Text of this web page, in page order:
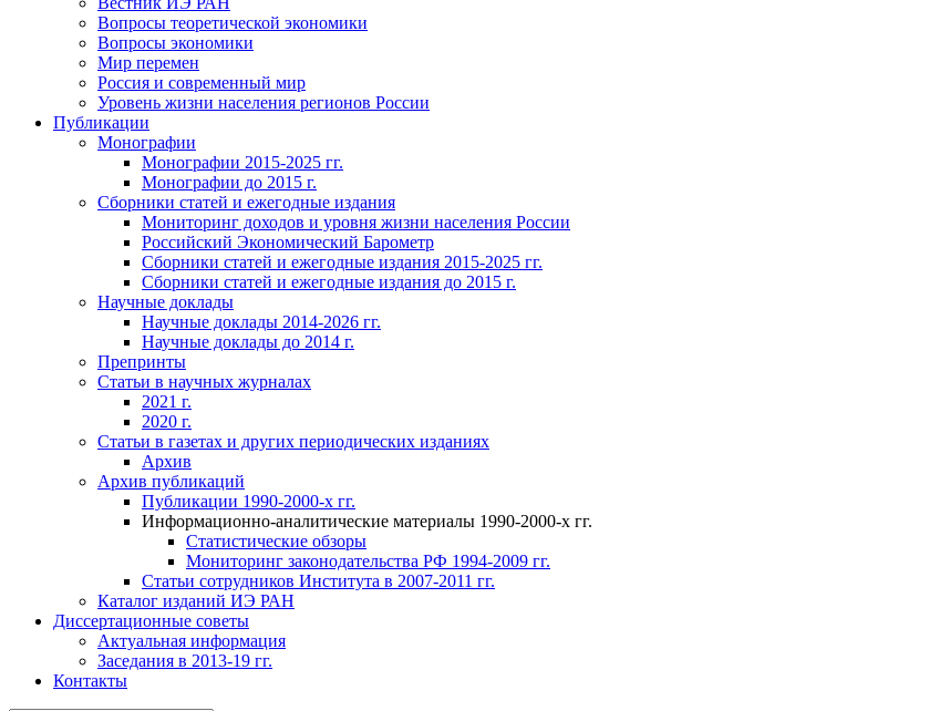
Вопросы теоретической экономики
Вопросы экономики
Мир перемен
Россия и современный мир
Уровень жизни населения регионов России
Публикации
Монографии
Монографии 2015-2025 гг.
Монографии до 2015 г.
Сборники статей и ежегодные издания
Мониторинг доходов и уровня жизни населения России
Российский Экономический Барометр
Сборники статей и ежегодные издания 2015-2025 гг.
Сборники статей и ежегодные издания до 2015 г.
Научные доклады
Научные доклады 2014-2026 гг.
Научные доклады до 2014 г.
Препринты
Статьи в научных журналах
2021 г.
2020 г.
Статьи в газетах и других периодических изданиях
Архив
Архив публикаций
Публикации 1990-2000-х гг.
Информационно-аналитические материалы 1990-2000-х гг.
Статистические обзоры
Мониторинг законодательства РФ 1994-2009 гг.
Статьи сотрудников Института в 2007-2011 гг.
Каталог изданий ИЭ РАН
Диссертационные советы
Актуальная информация
Заседания в 2013-19 гг.
Контакты